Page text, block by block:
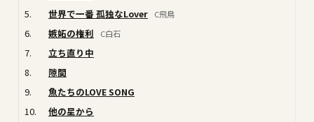
5.
世界で一番 孤独なLover C飛鳥
6. 嫉妬の権利 C白石
7.
立ち直り中
8.
隙間
9.
魚たちのLOVE SONG
10.
他の星から